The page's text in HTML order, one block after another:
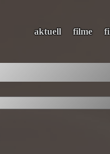
aktuell filme